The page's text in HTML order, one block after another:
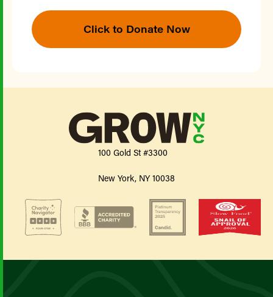
Click to Donate Now
100 Gold St #3300
New York, NY 10038